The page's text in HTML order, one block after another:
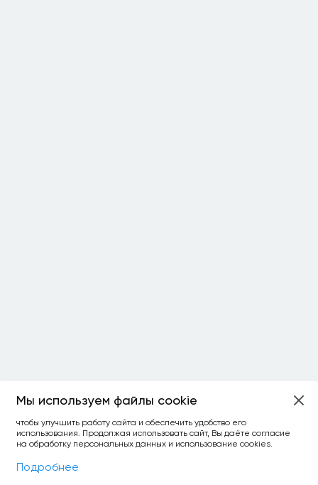
Фильтры
Мы используем файлы cookie
чтобы улучшить работу сайта и обеспечить удобство его
использования. Продолжая использовать сайт, Вы даёте согласие
на обработку персональных данных и использование cookies.
Подробнее
ОСТАЛОСЬ:
уточнить фильтр сравнить топ-3
спросить ИИ